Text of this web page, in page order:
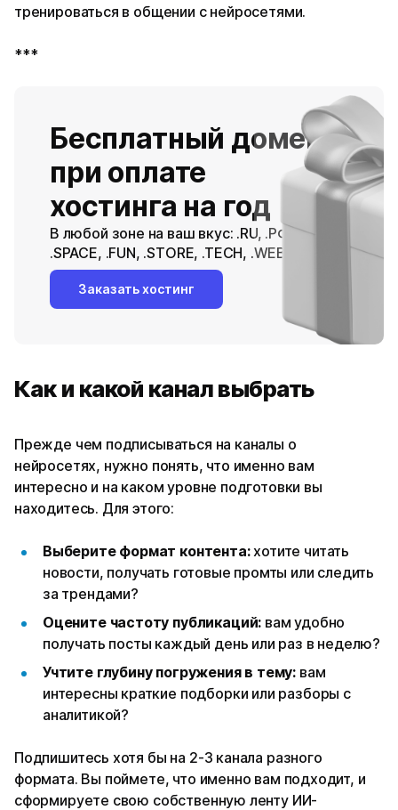
тренироваться в общении с нейросетями.
***
Бесплатный домен
при оплате
хостинга на год
В любой зоне на ваш вкус: .RU, .РФ, .ONLINE, .SITE,
.SPACE, .FUN, .STORE, .TECH, .WEBSITE
Заказать хостинг
Как и какой канал выбрать
Прежде чем подписываться на каналы о
нейросетях, нужно понять, что именно вам
интересно и на каком уровне подготовки вы
находитесь. Для этого:
Выберите формат контента:хотите читать
новости, получать готовые промты или следить
за трендами?
Оцените частоту публикаций: вам удобно
получать посты каждый день или раз в неделю?
Учтите глубину погружения в тему: вам
интересны краткие подборки или разборы с
аналитикой?
Подпишитесь хотя бы на 2-3 канала разного
формата. Вы поймете, что именно вам подходит, и
сформируете свою собственную ленту ИИ-